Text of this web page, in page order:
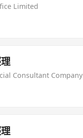
Limited
Consultant Company